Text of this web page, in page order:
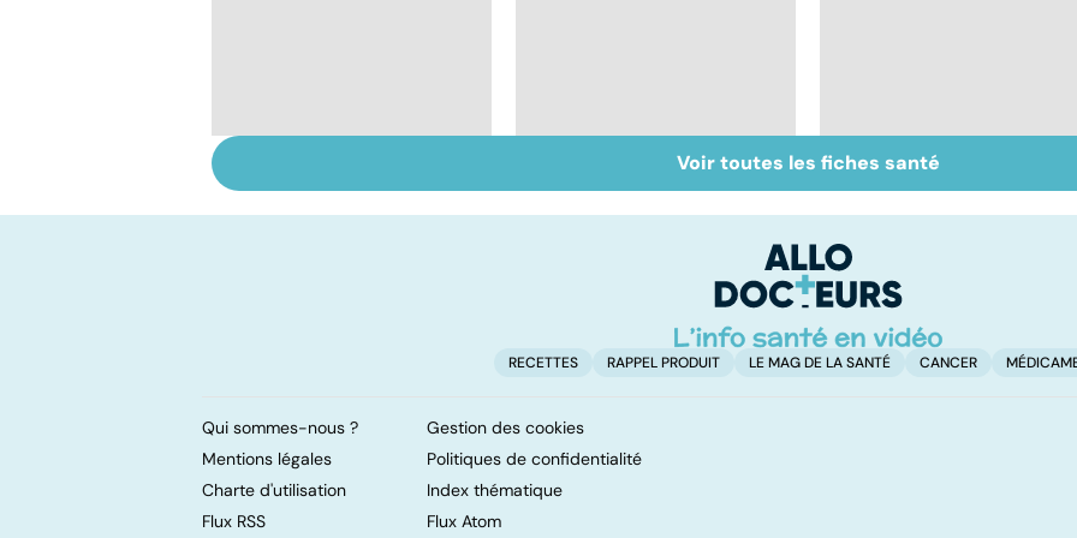
bonnes résolutions
BPCO, la bronchite du
fumeur
Les méthodes qui
fonctionnent
Voir toutes les fiches santé
RECETTES RAPPEL PRODUIT LE MAG DE LA SANTÉ CANCER
Qui sommes-nous ?
Gestion des cookies
Mentions légales
Politiques de confidentialité
Charte d'utilisation
Index thématique
Flux RSS
Flux Atom